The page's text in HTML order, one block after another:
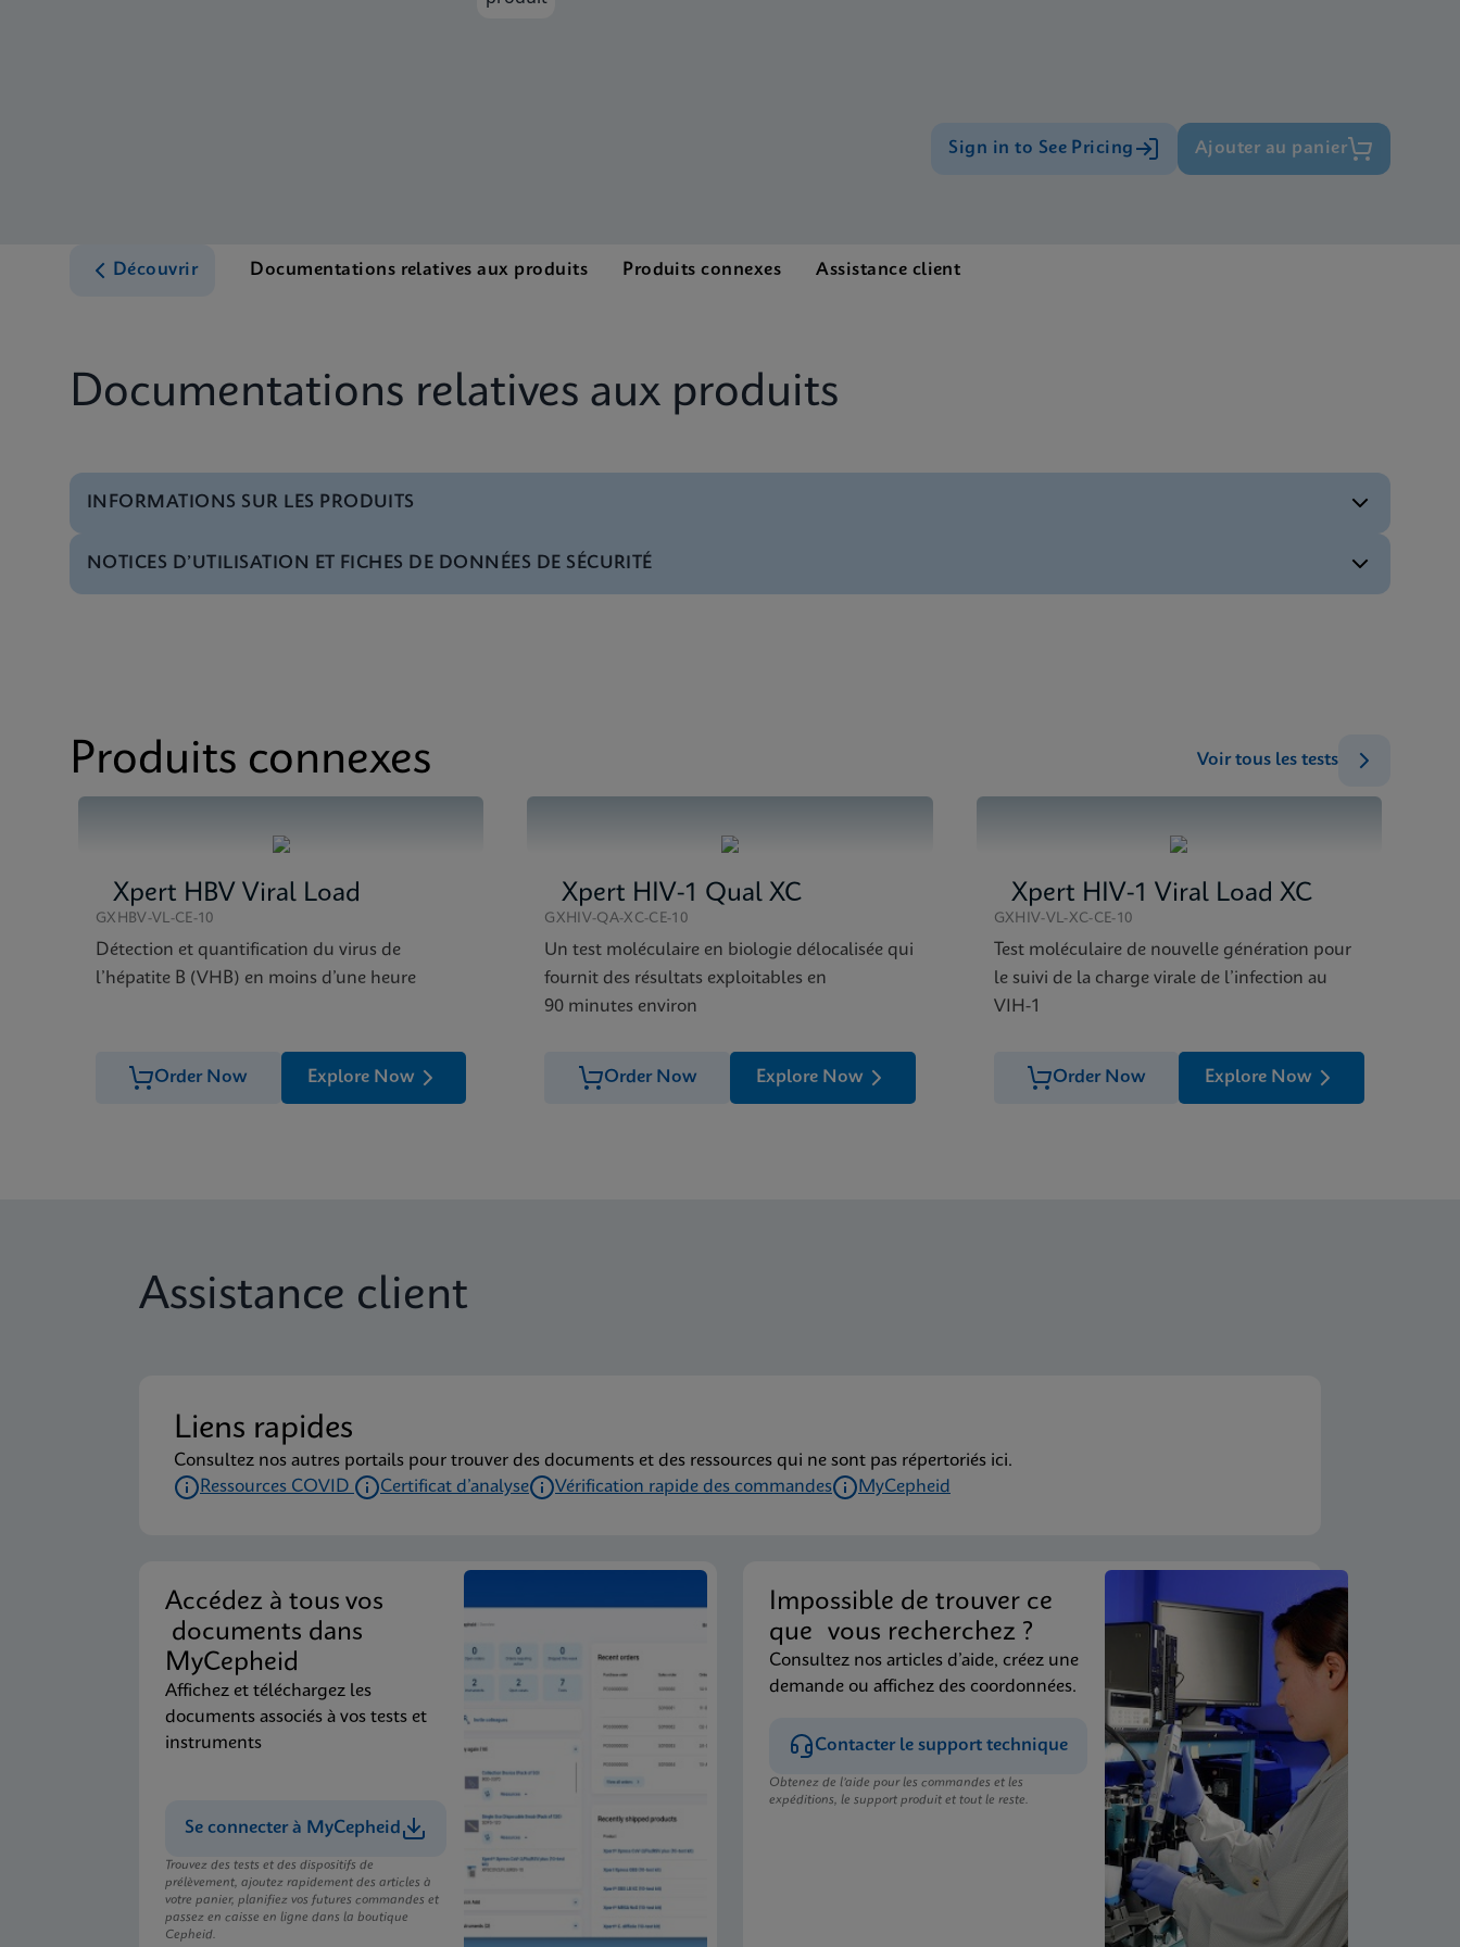
Sign in to See Pricing Ajouter au panier
Découvrir Documentations relatives aux produits Produits connexes Assistance client
Documentations relatives aux produits
INFORMATIONS SUR LES PRODUITS
Menu de tests Test Menu CE-IVD (French) (GeneXpert System)
Fiche Technique
NOTICES D’UTILISATION ET FICHES DE DONNÉES DE SÉCURITÉ
MSDS/FDS Xpert HCV VL Fingerstick SDS Global (Multi)
Produits connexes Voir tous les tests
Xpert HBV Viral Load
GXHBV-VL-CE-10
Détection et quantification du virus de
l’hépatite B (VHB) en moins d’une heure
Order Now Explore Now
Xpert HIV-1 Qual XC
GXHIV-QA-XC-CE-10
Un test moléculaire en biologie délocalisée qui
fournit des résultats exploitables en
90 minutes environ
Order Now Explore Now
Xpert HIV-1 Viral Load XC
GXHIV-VL-XC-CE-10
Test moléculaire de nouvelle génération pour
le suivi de la charge virale de l’infection au
VIH-1
Order Now Explore Now
Assistance client
Liens rapides
Consultez nos autres portails pour trouver des documents et des ressources qui ne sont pas répertoriés ici.
Ressources COVID
Certificat d’analyse Vérification rapide des commandes MyCepheid
Accédez à tous vos
documents dans
MyCepheid
Affichez et téléchargez les
documents associés à vos tests et
instruments
Se connecter à MyCepheid
Trouvez des tests et des dispositifs de
prélèvement, ajoutez rapidement des articles à
votre panier, planifiez vos futures commandes et
passez en caisse en ligne dans la boutique
Cepheid.
Impossible de trouver ce
que vous recherchez ?
Consultez nos articles d’aide, créez une
demande ou affichez des coordonnées.
Contacter le support technique
Obtenez de l’aide pour les commandes et les
expéditions, le support produit et tout le reste.